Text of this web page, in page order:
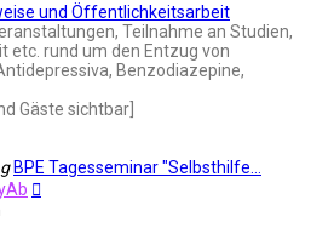
und Öffentlichkeitsarbeit
Teilnahme an Studien,
etc. rund um den Entzug von
Benzodiazepine,
Gäste sichtbar]
BPE Tagesseminar "Selbsthilfe…